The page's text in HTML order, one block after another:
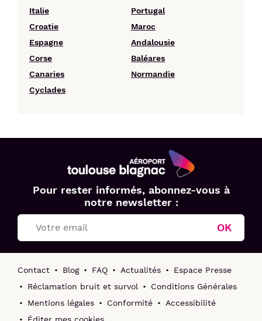
Italie
Portugal
Croatie
Maroc
Espagne
Andalousie
Corse
Baléares
Canaries
Normandie
Cyclades
Aéroport
Toulouse
Blagnac
Pour rester informés, abonnez-vous à
notre newsletter :
OK
Contact Blog FAQ Actualités
Espace Presse
Réclamation bruit et survol
Conditions Générales
Mentions légales
Conformité
Accessibilité
Éditer mes cookies